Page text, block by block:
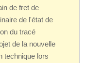
de fret de
de l'état de
du tracé
de la nouvelle
technique lors